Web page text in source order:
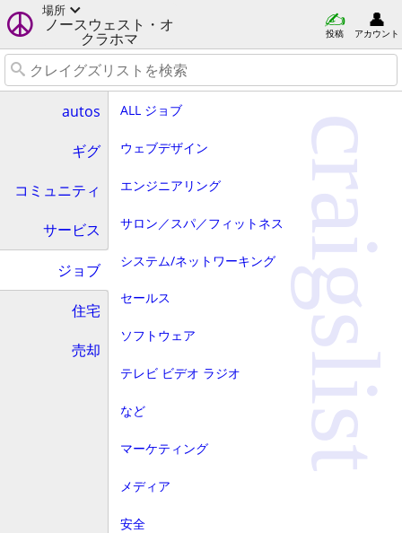
場所
ノースウェスト・オ
クラホマ 投稿 アカウント
autos
ギグ
コミュニティ
サービス
ジョブ
住宅
売却
ALL ジョブ
ウェブデザイン
エンジニアリング
サロン／スパ／フィットネス
システム/ネットワーキング
セールス
ソフトウェア
テレビ ビデオ ラジオ
など
マーケティング
メディア
安全
craigslist